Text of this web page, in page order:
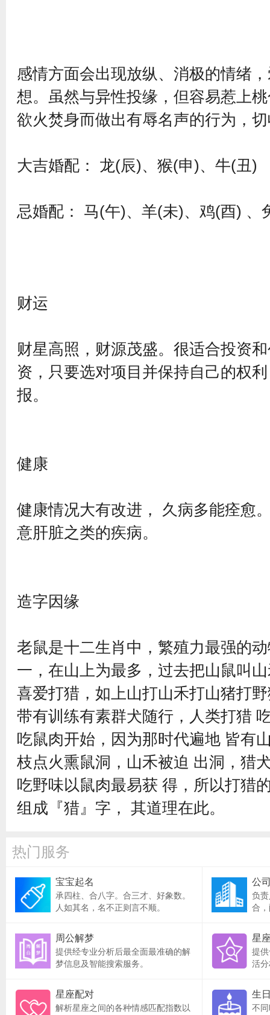
感情方面会出现放纵、消极的情绪
想。虽然与异性投缘，但容易惹上
欲火焚身而做出有辱名声的行为，
大吉婚配： 龙(辰)、猴(申)、牛(丑)
忌婚配： 马(午)、羊(未)、鸡(酉) 、
财运
财星高照，财源茂盛。很适合投资
资，只要选对项目并保持自己的权
报。
健康
健康情况大有改进， 久病多能痊愈
意肝脏之类的疾病。
造字因缘
老鼠是十二生肖中，繁殖力最强的
一，在山上为最多，过去把山鼠叫
喜爱打猎，如上山打山禾打山猪打
带有训练有素群犬随行，人类打猎
吃鼠肉开始，因为那时代遍地 皆有
枝点火熏鼠洞，山禾被迫 出洞，猎
吃野味以鼠肉最易获 得，所以打猎
组成『猎』字， 其道理在此。
热门服务
宝宝起名
承四柱、合八字。合三才、好象数。
人如其名，名不正则言不顺。
公
负
合
周公解梦
提供经专业分析后最全面最准确的解
梦信息及智能搜索服务。
星
提
活
星座配对
解析星座之间的各种情感匹配指数以
生
不